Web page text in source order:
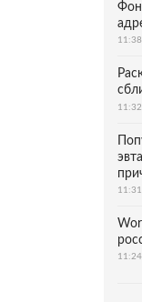
Фон
11:38
11:32
11:31
11:24